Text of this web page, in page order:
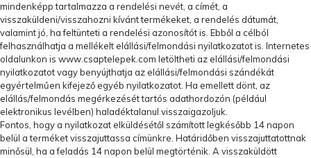
mindenképp tartalmazza a rendelési nevét, a címét, a
visszaküldeni/visszahozni kívánt termékeket, a rendelés dátumát,
valamint jó, ha feltünteti a rendelési azonosítót is. Ebből a célból
felhasználhatja a mellékelt elállási/felmondási nyilatkozatot is. Internetes
oldalunkon is www. csaptelepek.com letöltheti az elállási/felmondási
nyilatkozatot vagy benyújthatja az elállási/felmondási szándékát
egyértelműen kifejező egyéb nyilatkozatot. Ha emellett dönt, az
elállás/felmondás megérkezését tartós adathordozón (például
elektronikus levélben) haladéktalanul visszaigazoljuk.
Fontos, hogy a nyilatkozat elküldésétől számított legkésőbb 14 napon
belül a terméket visszajuttassa címünkre. Határidőben visszajuttatottnak
minősül, ha a feladás 14 napon belül megtörténik. A visszaküldött